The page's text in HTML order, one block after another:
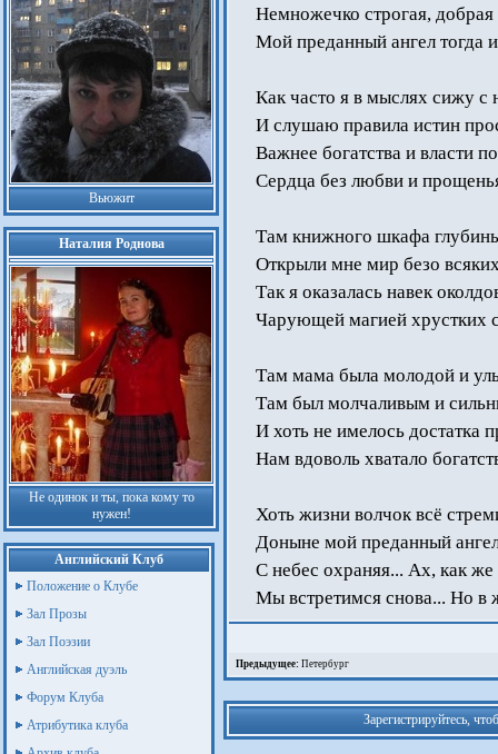
Вьюжит
Наталия Роднова
Не одинок и ты, пока кому то
нужен!
Английский Клуб
Положение о Клубе
Зал Прозы
Зал Поэзии
Английская дуэль
Форум Клуба
Атрибутика клуба
Немножечко строгая,
Мой преданный ангел тогда
Как часто я в мыслях сижу
И слушаю правила истин
Важнее богатства и власти
Сердца без любви и
Там книжного шкафа
Открыли мне мир безо
Так я оказалась навек
Чарующей магией хрустких
Там мама была молодой и
Там был молчаливым и
И хоть не имелось достатка
Нам вдоволь хватало
Хоть жизни волчок всё
Доныне мой преданный
С небес охраняя... Ах, как же
Мы встретимся снова... Но в
Предыдущее: Петербург
Зарегистрируйтесь,